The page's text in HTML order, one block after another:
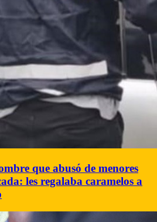
que abusó de menores
les regalaba caramelos a